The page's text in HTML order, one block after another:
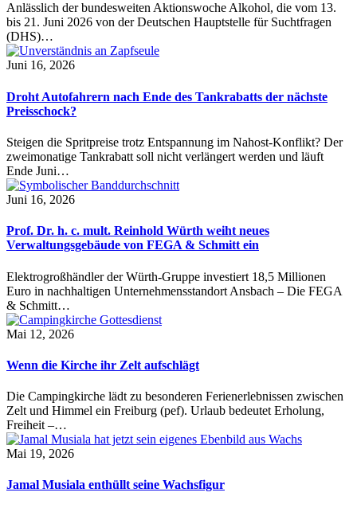
Anlässlich der bundesweiten Aktionswoche Alkohol, die vom 13.
bis 21. Juni 2026 von der Deutschen Hauptstelle für Suchtfragen
(DHS)…
Juni 16, 2026
Droht Autofahrern nach Ende des Tankrabatts der nächste
Preisschock?
Steigen die Spritpreise trotz Entspannung im Nahost-Konflikt? Der
zweimonatige Tankrabatt soll nicht verlängert werden und läuft
Ende Juni…
Juni 16, 2026
Prof. Dr. h. c. mult. Reinhold Würth weiht neues
Verwaltungsgebäude von FEGA & Schmitt ein
Elektrogroßhändler der Würth-Gruppe investiert 18,5 Millionen
Euro in nachhaltigen Unternehmensstandort Ansbach – Die FEGA
& Schmitt…
Mai 12, 2026
Wenn die Kirche ihr Zelt aufschlägt
Die Campingkirche lädt zu besonderen Ferienerlebnissen zwischen
Zelt und Himmel ein Freiburg (pef). Urlaub bedeutet Erholung,
Freiheit –…
Mai 19, 2026
Jamal Musiala enthüllt seine Wachsfigur